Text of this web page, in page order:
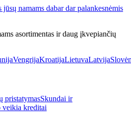
namams dabar dar palankesnėmis
asortimentas ir daug įkvepiančių
VengrijaKroatijaLietuvaLatvija
pristatymasSkundai ir
veikia kreditai